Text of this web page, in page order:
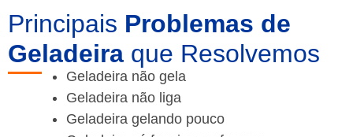
Principais Problemas de
Geladeira que Resolvemos
Geladeira não gela
Geladeira não liga
Geladeira gelando pouco